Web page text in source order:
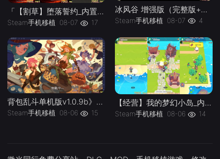
「【割草】堕落誓约_内置作弊菜单」-手机移植版下载-.均亲测可玩
Steam手机移植 08-07 17
冰风谷 增强版（完整版+菜单版）Steam移植 特别好评的龙与地下城规则奇幻角色扮演游戏！
Steam手机移植 08-07 4
背包乱斗单机版v1.0.9b》[完整版]Steam移植
Steam手机移植 08-06 15
【经营】我的梦幻小岛_内置作弊菜单」-手机移植版下载-.均亲测可玩
Steam手机移植 08-06 14